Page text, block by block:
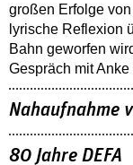
großen Erfolge
lyrische Reflexion
Bahn geworfen
Gespräch mit
Nahaufnahme
80 Jahre DEFA